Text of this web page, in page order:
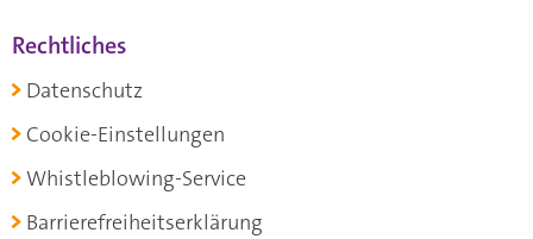
Rechtliches
Datenschutz
Cookie-Einstellungen
Whistleblowing-Service
Barrierefreiheitserklärung